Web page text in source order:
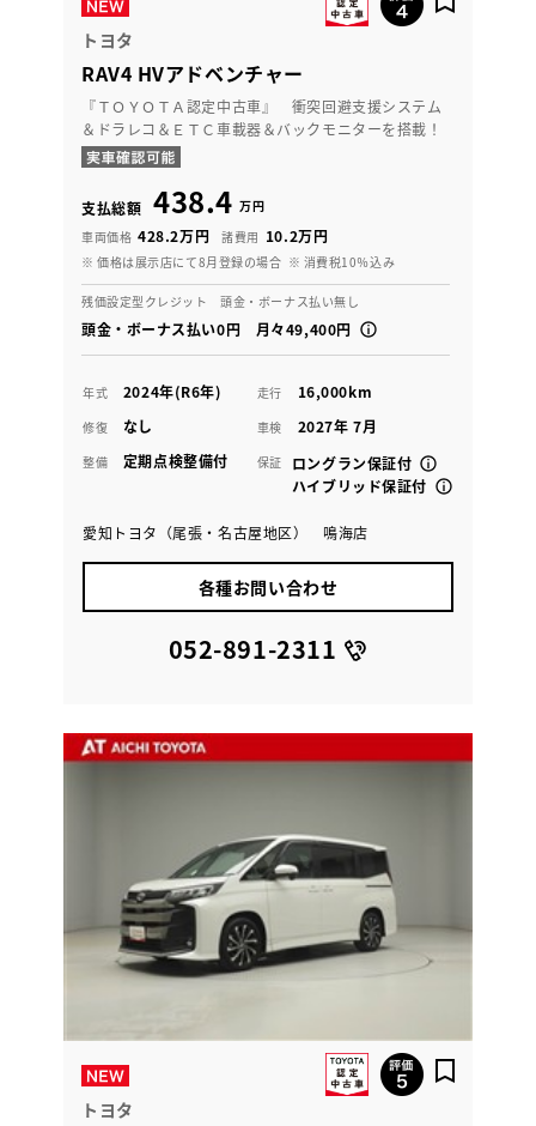
トヨタ
RAV4 HVアドベンチャー
『ＴＯＹＯＴＡ認定中古車』 衝突回避支援システム
＆ドラレコ＆ＥＴＣ車載器＆バックモニターを搭載！
支払総額 438.4 万円
車両価格 428.2万円 諸費用 10.2万円
※ 価格は展示店にて8月登録の場合 ※ 消費税10％込み
残価設定型クレジット 頭金・ボーナス払い無し
頭金・ボーナス払い0円 月々49,400円
年式 2024年(R6年) 走行 16,000km
修復 なし 車検 2027年 7月
整備 定期点検整備付 保証
ロングラン保証付
ハイブリッド保証付
愛知トヨタ（尾張・名古屋地区） 鳴海店
各種お問い合わせ
052-891-2311
トヨタ